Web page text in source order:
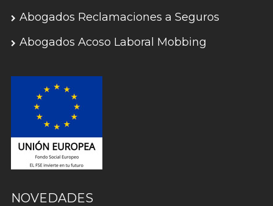
Abogados Reclamaciones a Seguros
Abogados Acoso Laboral Mobbing
NOVEDADES